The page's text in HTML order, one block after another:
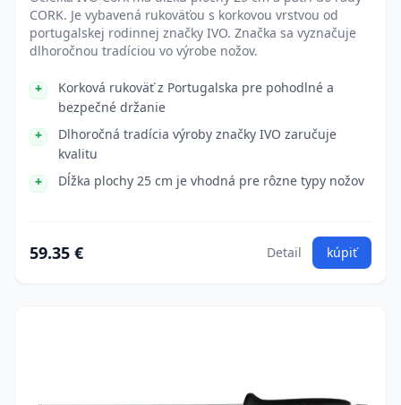
CORK. Je vybavená rukoväťou s korkovou vrstvou od
portugalskej rodinnej značky IVO. Značka sa vyznačuje
dlhoročnou tradíciou vo výrobe nožov.
Korková rukoväť z Portugalska pre pohodlné a
bezpečné držanie
Dlhoročná tradícia výroby značky IVO zaručuje
kvalitu
Dĺžka plochy 25 cm je vhodná pre rôzne typy nožov
59.35 € Detail kúpiť